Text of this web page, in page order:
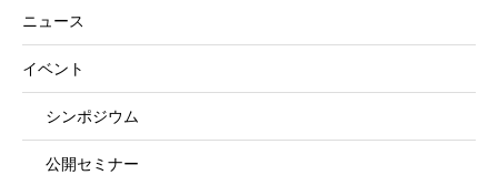
ニュース
イベント
シンポジウム
公開セミナー